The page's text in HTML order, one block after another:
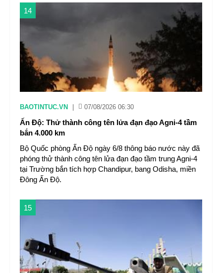
14
BAOTINTUC.VN 07/08/2026 06:30
Ấn Độ: Thử thành công tên lửa đạn đạo Agni-4 tầm
bắn 4.000 km
Bộ Quốc phòng Ấn Độ ngày 6/8 thông báo nước này đã
phóng thử thành công tên lửa đạn đạo tầm trung Agni-4
tại Trường bắn tích hợp Chandipur, bang Odisha, miền
Đông Ấn Độ.
15